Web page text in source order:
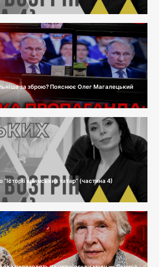
за зброю? Пояснює Олег Магалецький
“Історії кримських татар” (частина 4)